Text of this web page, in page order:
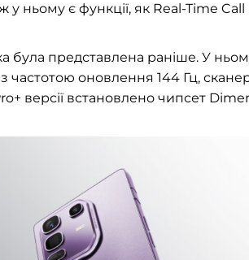
ньому є функції, як Real-Time Call
представлена раніше. У
оновлення 144 Гц,
версії встановлено чипсет